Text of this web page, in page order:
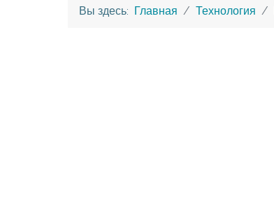
Вы здесь: Главная Технология